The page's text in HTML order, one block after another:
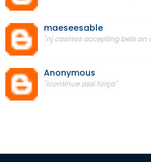
maeseesable
"nj casinos accepting bets on
Anonymous
"icontinue assi força"